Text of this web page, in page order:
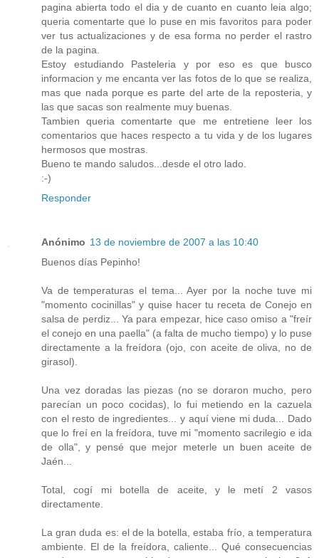
pagina abierta todo el dia y de cuanto en cuanto leia algo;
queria comentarte que lo puse en mis favoritos para poder
ver tus actualizaciones y de esa forma no perder el rastro
de la pagina.
Estoy estudiando Pasteleria y por eso es que busco
informacion y me encanta ver las fotos de lo que se realiza,
mas que nada porque es parte del arte de la reposteria, y
las que sacas son realmente muy buenas.
Tambien queria comentarte que me entretiene leer los
comentarios que haces respecto a tu vida y de los lugares
hermosos que mostras.
Bueno te mando saludos...desde el otro lado.
:-)
Responder
Anónimo 13 de noviembre de 2007 a las 10:40
Buenos días Pepinho!
Va de temperaturas el tema... Ayer por la noche tuve mi
"momento cocinillas" y quise hacer tu receta de Conejo en
salsa de perdiz... Ya para empezar, hice caso omiso a "freír
el conejo en una paella" (a falta de mucho tiempo) y lo puse
directamente a la freídora (ojo, con aceite de oliva, no de
girasol).
Una vez doradas las piezas (no se doraron mucho, pero
parecían un poco cocidas), lo fui metiendo en la cazuela
con el resto de ingredientes... y aquí viene mi duda... Dado
que lo freí en la freídora, tuve mi "momento sacrilegio e ida
de olla", y pensé que mejor meterle un buen aceite de
Jaén...
Total, cogí mi botella de aceite, y le metí 2 vasos
directamente.
La gran duda es: el de la botella, estaba frío, a temperatura
ambiente. El de la freídora, caliente... Qué consecuencias